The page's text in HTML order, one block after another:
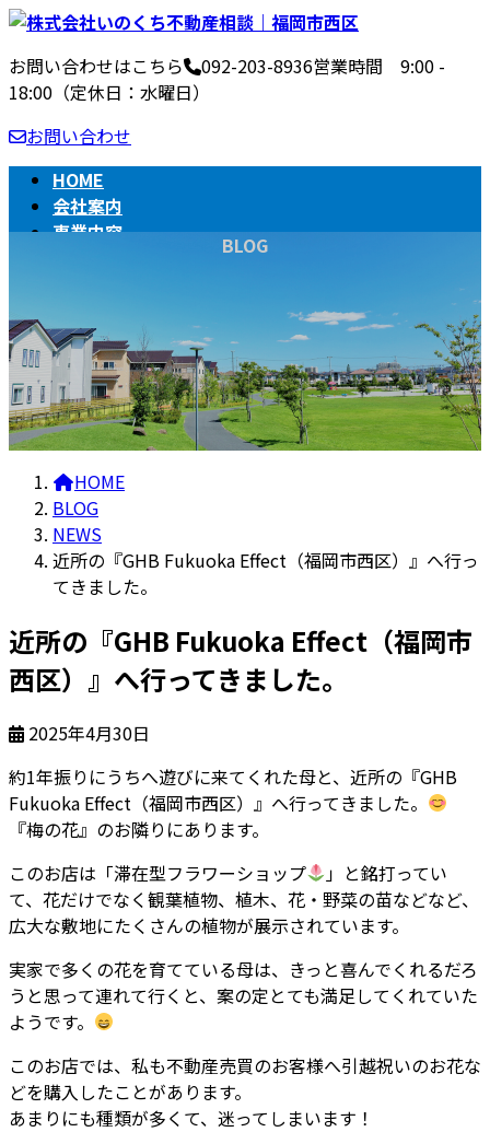
コ
テ
ン
ツ
へ
ッ
ナ
ゲ
ー
シ
ョ
移
お問い合わせはこちら 092-203-8936営業時間 9:00 -
18:00（定休日：水曜日）
お問い合わせ
HOME
会社案内
事業内容
BLOG
HOME
BLOG
NEWS
近所の『GHB Fukuoka Effect（福岡市西区）』へ行っ
てきました。
近所の『GHB Fukuoka Effect（福岡市
西区）』へ行ってきました。
2025年4月30日
約1年振りにうちへ遊びに来てくれた母と、近所の『GHB
Fukuoka Effect（福岡市西区）』へ行ってきました。
『梅の花』のお隣りにあります。
このお店は「滞在型フラワーショップ
」と銘打ってい
て、花だけでなく観葉植物、植木、花・野菜の苗などなど、
広大な敷地にたくさんの植物が展示されています。
実家で多くの花を育てている母は、きっと喜んでくれるだろ
うと思って連れて行くと、案の定とても満足してくれていた
ようです。
このお店では、私も不動産売買のお客様へ引越祝いのお花な
どを購入したことがあります。
あまりにも種類が多くて、迷ってしまいます！